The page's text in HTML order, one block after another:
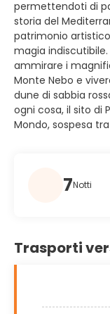
permettendoti di
storia del
patrimonio
magia
ammirare i
Monte Nebo e
dune di sabbia
ogni cosa, il sito di
Mondo, sospesa
7Notti
Trasporti